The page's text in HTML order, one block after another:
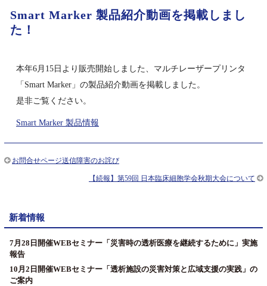
Smart Marker 製品紹介動画を掲載しまし
た！
本年6月15日より販売開始しました、マルチレーザープリンタ
「Smart Marker」の製品紹介動画を掲載しました。
是非ご覧ください。
Smart Marker 製品情報
お問合せページ送信障害のお詫び
【続報】第59回 日本臨床細胞学会秋期大会について
新着情報
7月28日開催WEBセミナー「災害時の透析医療を継続するために」実施
報告
10月2日開催WEBセミナー「透析施設の災害対策と広域支援の実践」の
ご案内